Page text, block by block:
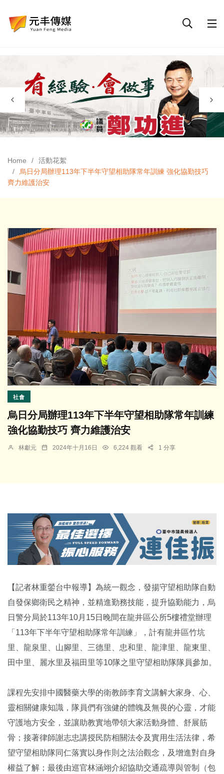
Home
活動花絮
烏日分局辦理113年下半年守望相助隊常年訓練 強化協勤技巧
齊力維護治安
社會
烏日分局辦理113年下半年守望相助隊常年訓練
強化協勤技巧 齊力維護治安
林獻元 2024年十月16日 6,224 觀看 1 分享
【記者林重鎣台中報導】為統一觀念，發揚守望相助隊自動
自發保鄉衛民之精神，並精進勤務技能，提升協勤能力，烏
日警分局於113年10月15日晚間在龍井區公所5樓禮堂辦理
「113年下半年守望相助隊常年訓練」，計有龍井區竹坑
里、龍泉里、山腳里、三德里、忠和里、龍津里、龍東里、
田中里、麗水里及福田里等10隊之里守望相助隊隊員參加。
課程先安排中國醫藥大學的衛教師李育文講解大家身、心、
靈相關健康知識，隊員們有強健的體魄及無畏的心靈，才能
守護地方安全，並讓助教實地帶領大家活動身體、舒展筋
骨；接著律師謝志忠講授民防相關法令及實用生活法律，希
望守望相助隊同仁落實以身作則之法治觀念，及增進對自身
權益了解；最後由巡官林涵翊介紹協助交通疏導與管制（包